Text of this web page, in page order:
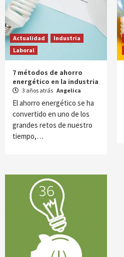
Actualidad
Industria
Laboral
7 métodos de ahorro
energético en la industria
3 años atrás Angelica
El ahorro energético se ha
convertido en uno de los
grandes retos de nuestro
tiempo,…